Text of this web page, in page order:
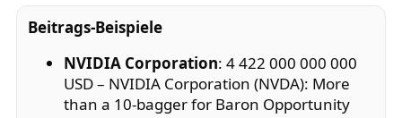
Beitrags-Beispiele
NVIDIA Corporation: 4 422 000 000 000
USD – NVIDIA Corporation (NVDA): More
than a 10-bagger for Baron Opportunity